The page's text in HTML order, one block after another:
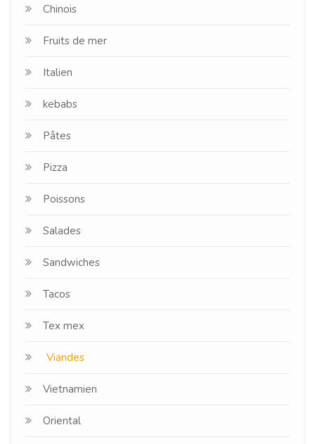
Chinois
Fruits de mer
Italien
kebabs
Pâtes
Pizza
Poissons
Salades
Sandwiches
Tacos
Tex mex
Viandes
Vietnamien
Oriental